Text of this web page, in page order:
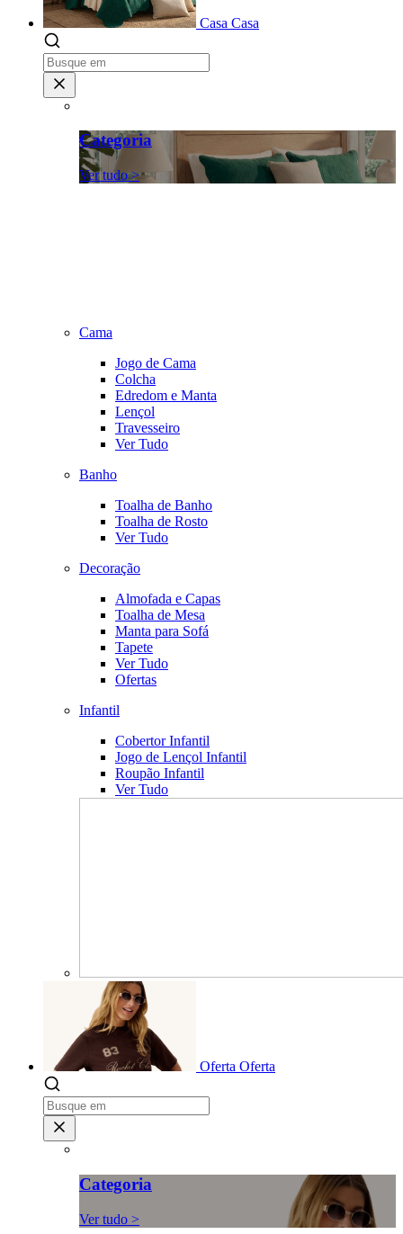
Casa Casa
Categoria
Ver tudo >
Cama
Jogo de Cama
Colcha
Edredom e Manta
Lençol
Travesseiro
Ver Tudo
Banho
Toalha de Banho
Toalha de Rosto
Ver Tudo
Decoração
Almofada e Capas
Toalha de Mesa
Manta para Sofá
Tapete
Ver Tudo
Ofertas
Infantil
Cobertor Infantil
Jogo de Lençol Infantil
Roupão Infantil
Ver Tudo
Oferta Oferta
Categoria
Ver tudo >